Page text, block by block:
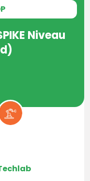
Niveau